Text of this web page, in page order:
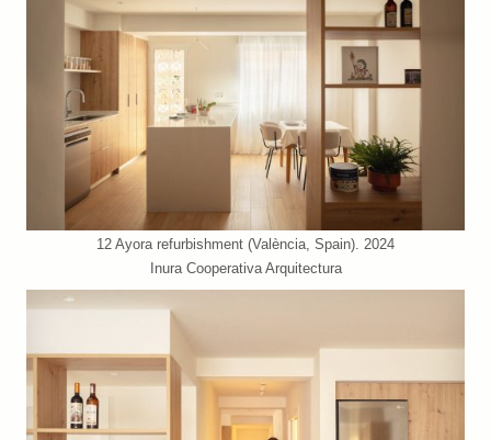
12 Ayora refurbishment (València, Spain). 2024
Inura Cooperativa Arquitectura